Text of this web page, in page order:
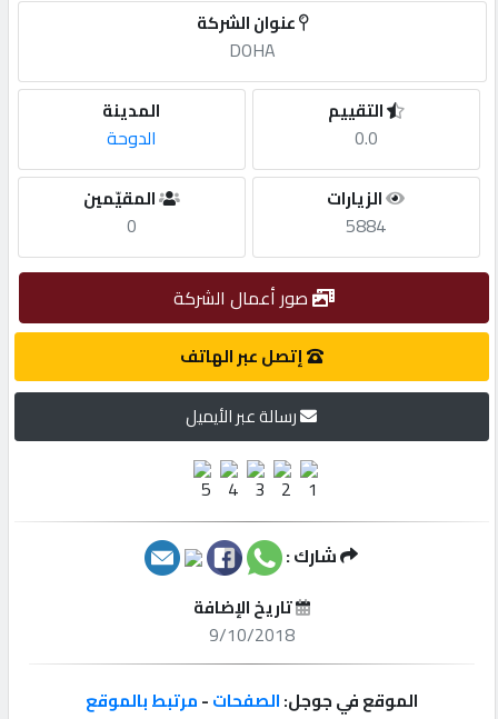
مطلوب
طلب
الاحصائيات
مميزة
إبحث
إعلانات
عنوان الشركة
DOHA
المدينة
الدوحة
التقييم
0.0
المقيّمين
0
الزيارات
5884
صور أعمال الشركة
إتصل عبر الهاتف
رسالة عبر الأيميل
شارك :
تاريخ الإضافة
9/10/2018
الموقع في جوجل:الصفحات-مرتبط بالموقع